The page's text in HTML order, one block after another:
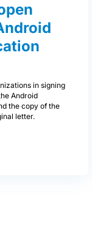
in signing
Android
the copy of the
letter.